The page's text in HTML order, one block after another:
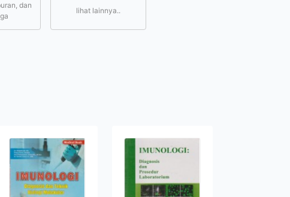
dan
lihat lainnya..